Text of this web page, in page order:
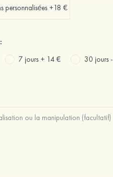
personnalisées +18 €
7 jours + 14 € 30 jours -